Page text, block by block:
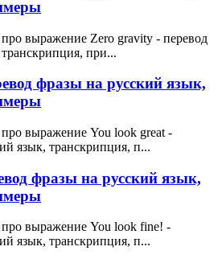
выражение Zero gravity - перевод
при...
фразы на русский язык,
выражение You look great -
язык, транскрипция, п...
фразы на русский язык,
про выражение You look fine! -
язык, транскрипция, п...